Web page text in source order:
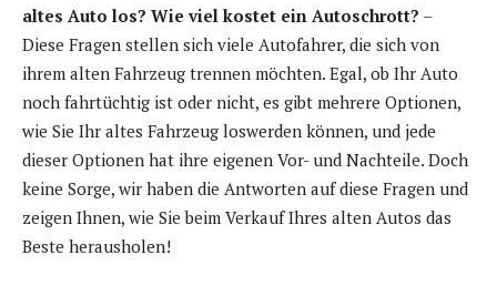
altes Auto los? Wie viel kostet ein Autoschrott? –
Diese Fragen stellen sich viele Autofahrer, die sich von
ihrem alten Fahrzeug trennen möchten. Egal, ob Ihr Auto
noch fahrtüchtig ist oder nicht, es gibt mehrere Optionen,
wie Sie Ihr altes Fahrzeug loswerden können, und jede
dieser Optionen hat ihre eigenen Vor- und Nachteile. Doch
keine Sorge, wir haben die Antworten auf diese Fragen und
zeigen Ihnen, wie Sie beim Verkauf Ihres alten Autos das
Beste herausholen!